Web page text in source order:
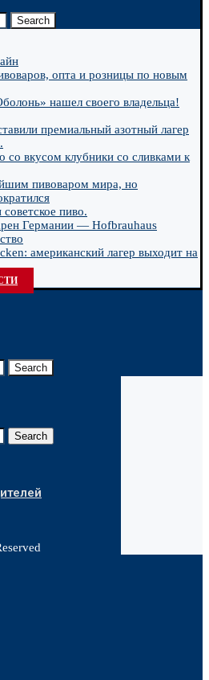
Search
опта и розницы по новым
нашел своего владельца!
премиальный азотный лагер
со вкусом клубники со сливками к
пивоваром мира, но
пиво.
Германии — Hofbrauhaus
американский лагер выходит на
Search
Search